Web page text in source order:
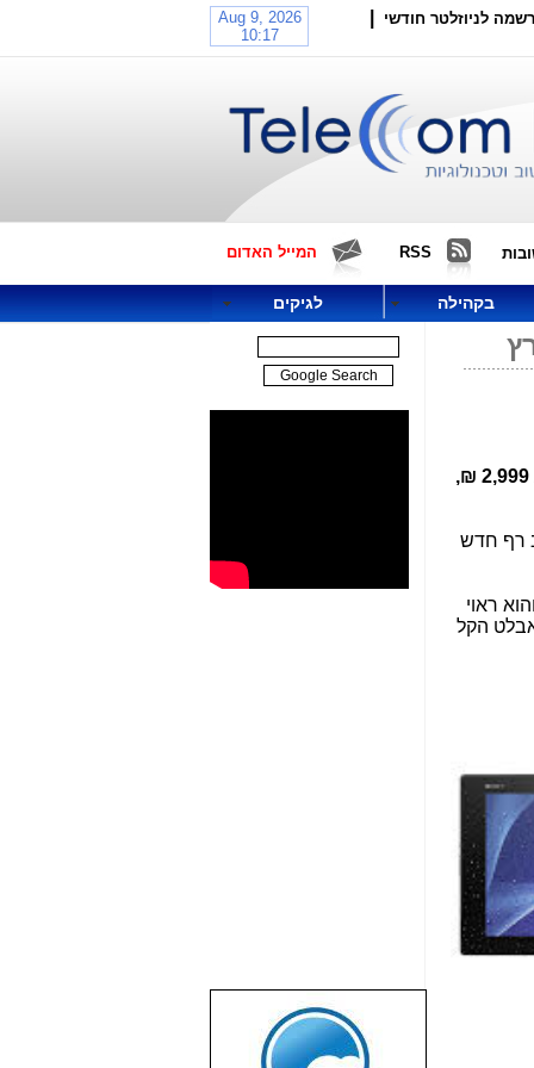
לניוזלטר חודשי
RSS המייל האדום
בקהילה לגיקים
הוא 2,999 ₪,
רף חדש
ראוי
הקל
שבוע טוב לכל
הגולשים באשר